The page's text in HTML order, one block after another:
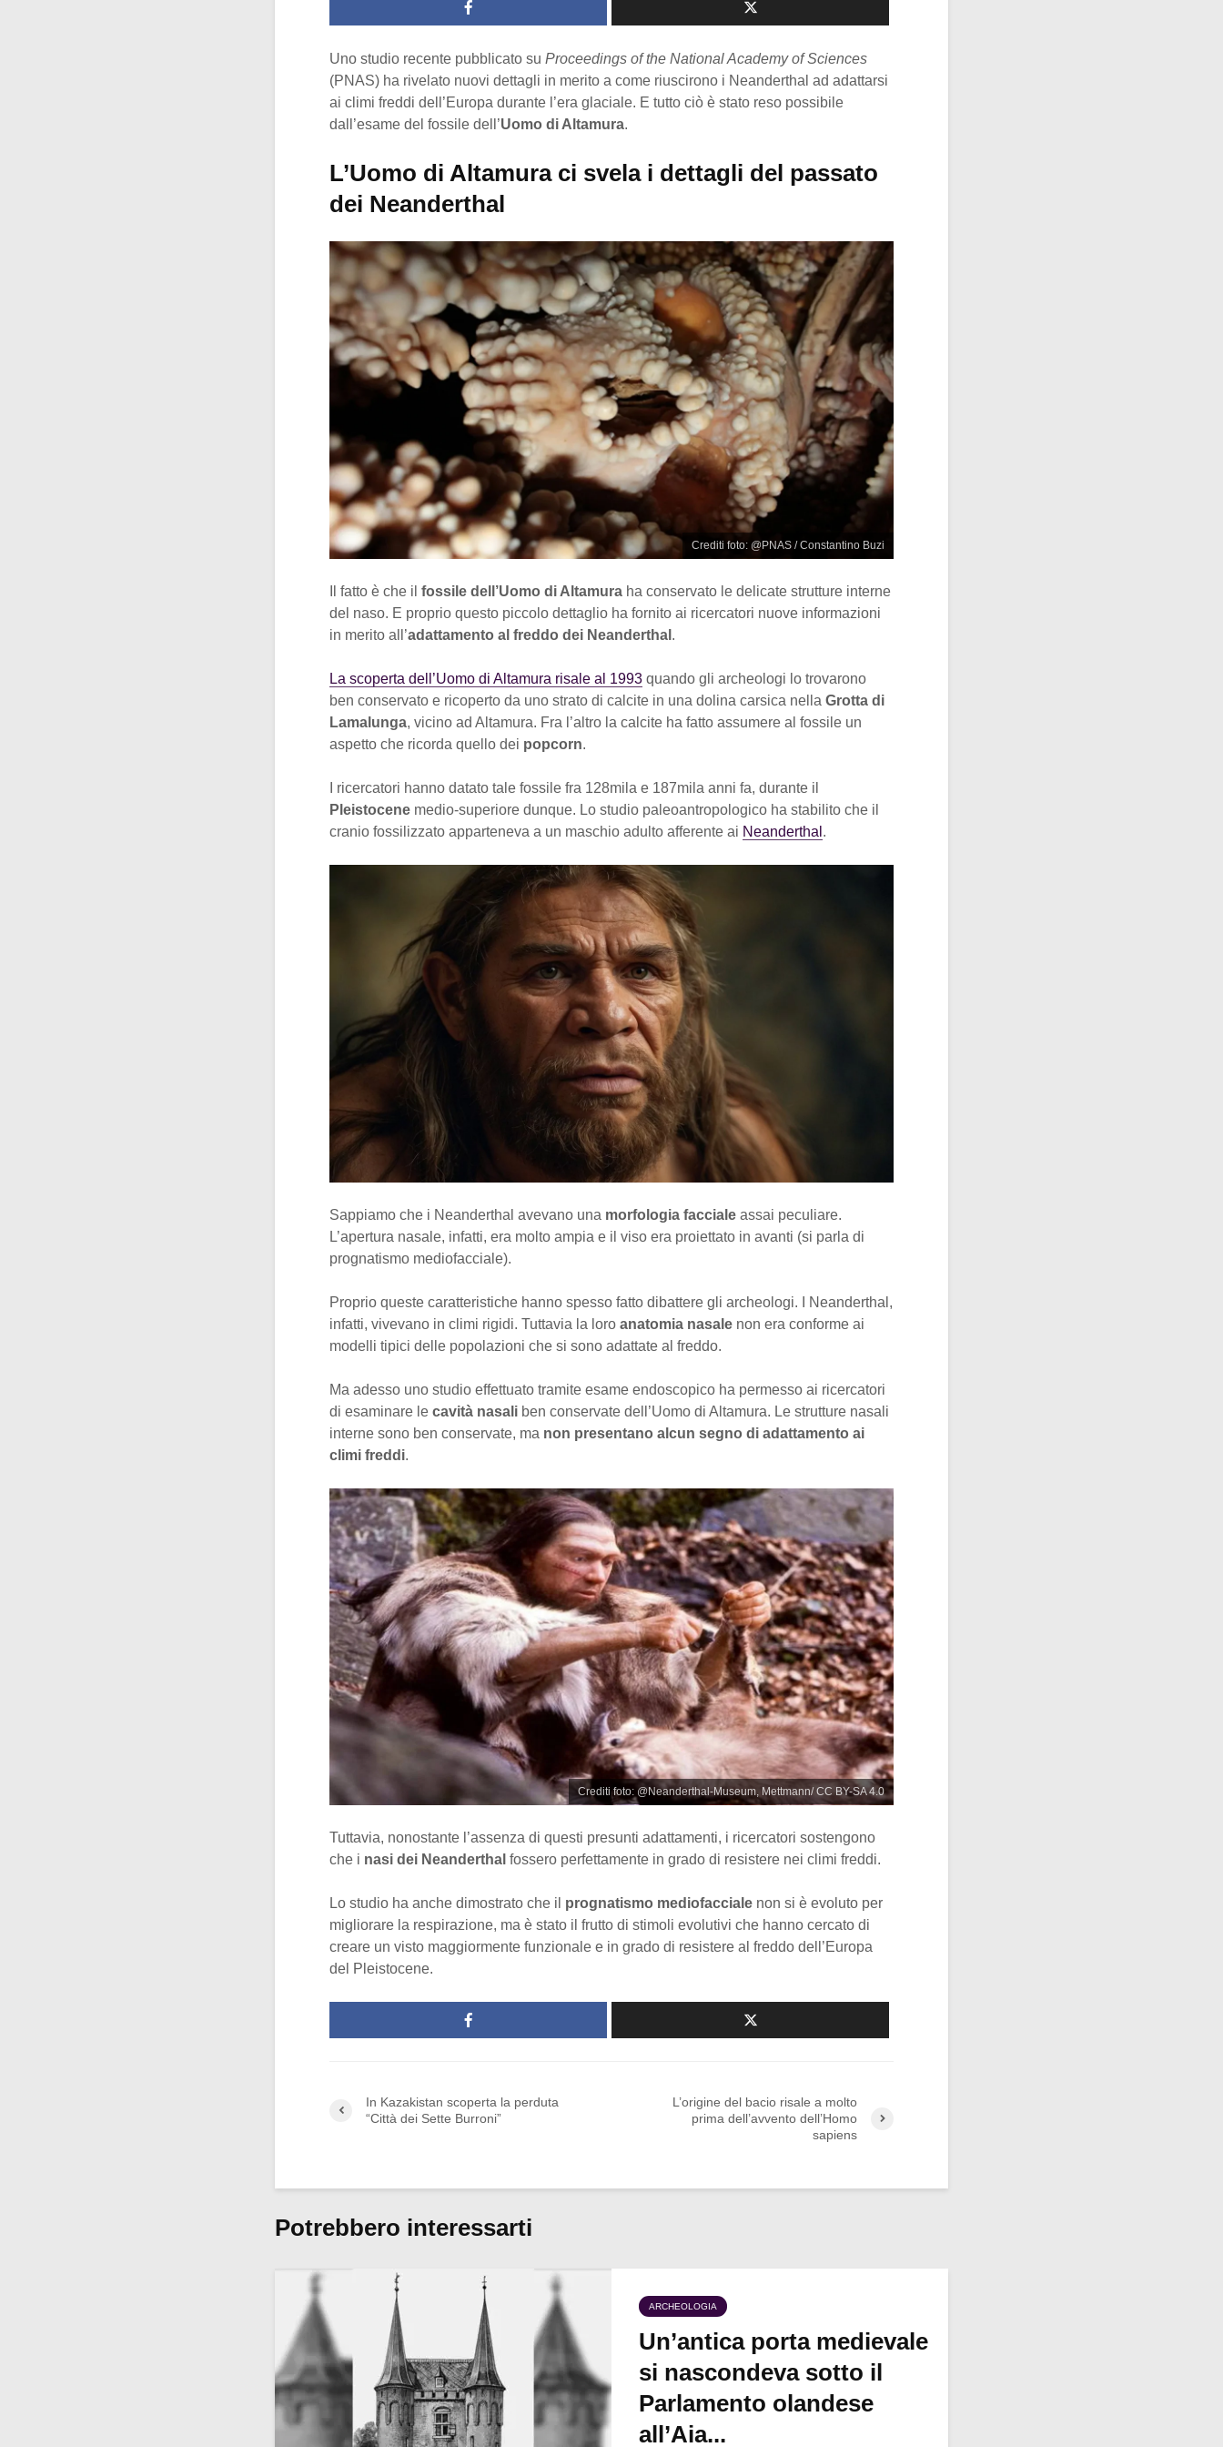
Uno studio recente pubblicato su Proceedings of the National Academy of Sciences
(PNAS) ha rivelato nuovi dettagli in merito a come riuscirono i Neanderthal ad adattarsi
ai climi freddi dell’Europa durante l’era glaciale. E tutto ciò è stato reso possibile
dall’esame del fossile dell’Uomo di Altamura.
L’Uomo di Altamura ci svela i dettagli del passato
dei Neanderthal
Crediti foto: @PNAS / Constantino Buzi
Il fatto è che il fossile dell’Uomo di Altamura ha conservato le delicate strutture interne
del naso. E proprio questo piccolo dettaglio ha fornito ai ricercatori nuove informazioni
in merito all’adattamento al freddo dei Neanderthal .
La scoperta dell’Uomo di Altamura risale al 1993 quando gli archeologi lo trovarono
ben conservato e ricoperto da uno strato di calcite in una dolina carsica nella Grotta di
Lamalunga, vicino ad Altamura. Fra l’altro la calcite ha fatto assumere al fossile un
aspetto che ricorda quello dei popcorn.
I ricercatori hanno datato tale fossile fra 128mila e 187mila anni fa, durante il
Pleistocene medio-superiore dunque. Lo studio paleoantropologico ha stabilito che il
cranio fossilizzato apparteneva a un maschio adulto afferente ai Neanderthal .
Sappiamo che i Neanderthal avevano una morfologia facciale assai peculiare.
L’apertura nasale, infatti, era molto ampia e il viso era proiettato in avanti (si parla di
prognatismo mediofacciale).
Proprio queste caratteristiche hanno spesso fatto dibattere gli archeologi. I Neanderthal,
infatti, vivevano in climi rigidi. Tuttavia la loro anatomia nasale non era conforme ai
modelli tipici delle popolazioni che si sono adattate al freddo.
Ma adesso uno studio effettuato tramite esame endoscopico ha permesso ai ricercatori
di esaminare le cavità nasali ben conservate dell’Uomo di Altamura. Le strutture nasali
interne sono ben conservate, ma non presentano alcun segno di adattamento ai
climi freddi.
Crediti foto: @Neanderthal-Museum, Mettmann/ CC BY-SA 4.0
Tuttavia, nonostante l’assenza di questi presunti adattamenti, i ricercatori sostengono
che i nasi dei Neanderthal fossero perfettamente in grado di resistere nei climi freddi.
Lo studio ha anche dimostrato che il prognatismo mediofacciale non si è evoluto per
migliorare la respirazione, ma è stato il frutto di stimoli evolutivi che hanno cercato di
creare un visto maggiormente funzionale e in grado di resistere al freddo dell’Europa
del Pleistocene.
In Kazakistan scoperta la perduta
“Città dei Sette Burroni”
L’origine del bacio risale a molto
prima dell’avvento dell’Homo
sapiens
Potrebbero interessarti
ARCHEOLOGIA
Un’antica porta medievale
si nascondeva sotto il
Parlamento olandese
all’Aia...